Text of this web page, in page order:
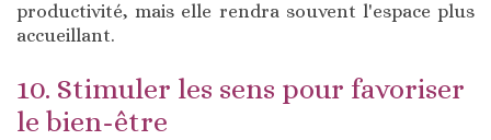
productivité, mais elle rendra souvent l'espace plus
accueillant.
10. Stimuler les sens pour favoriser
le bien-être